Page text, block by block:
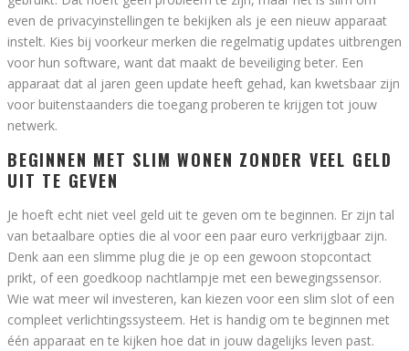
even de privacyinstellingen te bekijken als je een nieuw apparaat
instelt. Kies bij voorkeur merken die regelmatig updates uitbrengen
voor hun software, want dat maakt de beveiliging beter. Een
apparaat dat al jaren geen update heeft gehad, kan kwetsbaar zijn
voor buitenstaanders die toegang proberen te krijgen tot jouw
netwerk.
BEGINNEN MET SLIM WONEN ZONDER VEEL GELD
UIT TE GEVEN
Je hoeft echt niet veel geld uit te geven om te beginnen. Er zijn tal
van betaalbare opties die al voor een paar euro verkrijgbaar zijn.
Denk aan een slimme plug die je op een gewoon stopcontact
prikt, of een goedkoop nachtlampje met een bewegingssensor.
Wie wat meer wil investeren, kan kiezen voor een slim slot of een
compleet verlichtingssysteem. Het is handig om te beginnen met
één apparaat en te kijken hoe dat in jouw dagelijks leven past.